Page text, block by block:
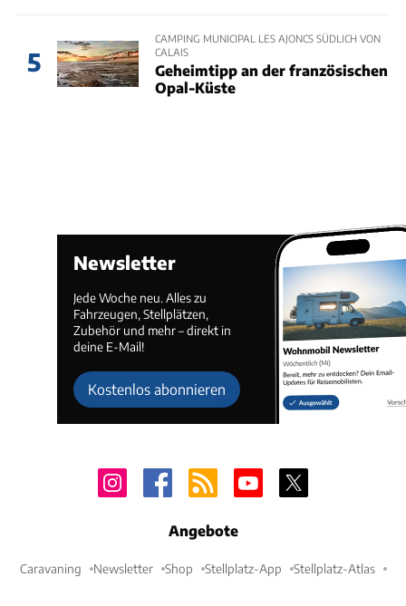
5
CAMPING MUNICIPAL LES AJONCS SÜDLICH VON
CALAIS
Geheimtipp an der französischen
Opal-Küste
Newsletter
Jede Woche neu. Alles zu
Fahrzeugen, Stellplätzen,
Zubehör und mehr – direkt in
deine E-Mail!
Kostenlos abonnieren
Angebote
Caravaning Newsletter Shop Stellplatz-App Stellplatz-Atlas